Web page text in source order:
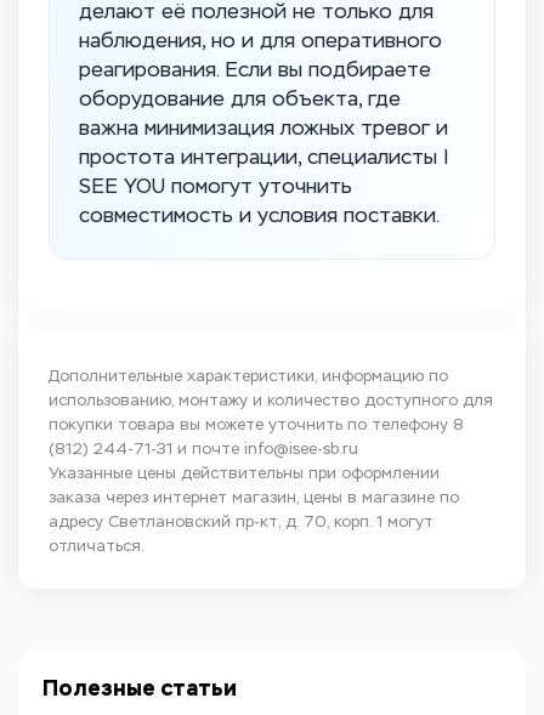
делают её полезной не только для
наблюдения, но и для оперативного
реагирования. Если вы подбираете
оборудование для объекта, где
важна минимизация ложных тревог и
простота интеграции, специалисты I
SEE YOU помогут уточнить
совместимость и условия поставки.
Дополнительные характеристики, информацию по
использованию, монтажу и количество доступного для
покупки товара вы можете уточнить по телефону 8
(812) 244-71-31 и почте info@isee-sb.ru
Указанные цены действительны при оформлении
заказа через интернет магазин, цены в магазине по
адресу Светлановский пр-кт, д. 70, корп. 1 могут
отличаться.
Полезные статьи